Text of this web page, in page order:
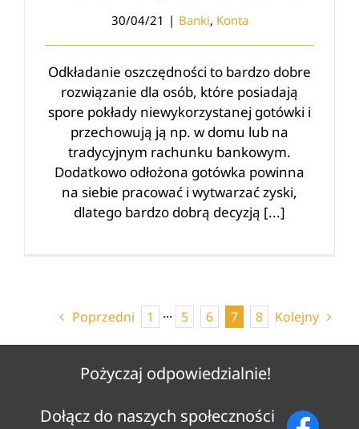
30/04/21 | Banki, Konta
Odkładanie oszczędności to bardzo dobre
rozwiązanie dla osób, które posiadają
spore pokłady niewykorzystanej gotówki i
przechowują ją np. w domu lub na
tradycyjnym rachunku bankowym.
Dodatkowo odłożona gotówka powinna
na siebie pracować i wytwarzać zyski,
dlatego bardzo dobrą decyzją [...]
Poprzedni 1 ··· 5 6 7 8 Kolejny
Pożyczaj odpowiedzialnie!
Dołącz do naszych społeczności